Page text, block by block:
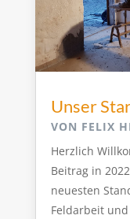
Unser
VON FELIX
Herzlich
Beitrag in
neuesten
Feldarbeit